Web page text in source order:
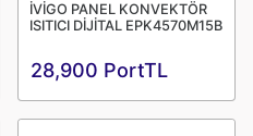
İVİGO PANEL KONVEKTÖR
ISITICI DİJİTAL EPK4570M15B
28,900 PortTL